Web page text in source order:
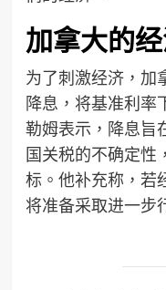
加拿大的
为了刺激经济，加
降息，将基准利率
勒姆表示，降息旨
国关税的不确定性
标。他补充称，若
将准备采取进一步